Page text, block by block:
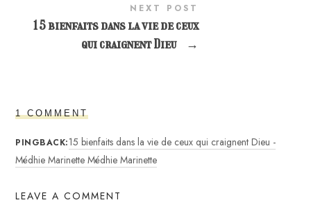
NEXT POST
15 bienfaits dans la vie de ceux
qui craignent Dieu
→
1 COMMENT
PINGBACK:15 bienfaits dans la vie de ceux qui craignent Dieu -
Médhie Marinette Médhie Marinette
LEAVE A COMMENT